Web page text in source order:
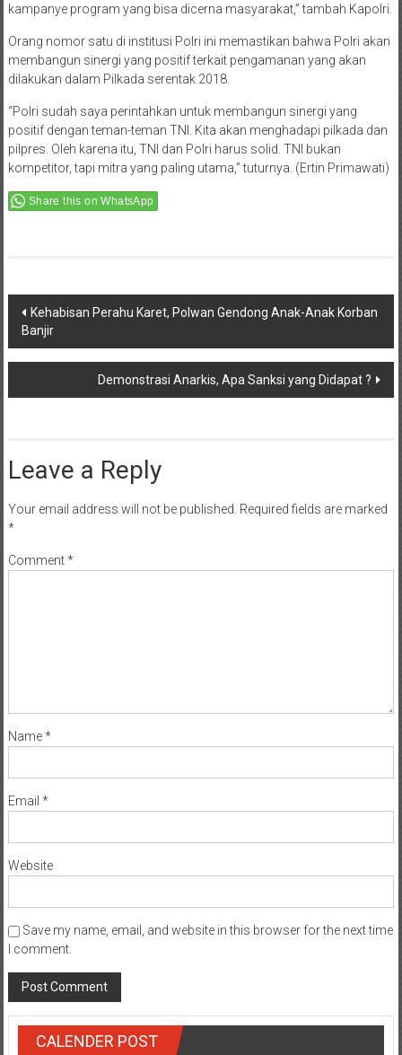
kampanye program yang bisa dicerna masyarakat,” tambah Kapolri.
Orang nomor satu di institusi Polri ini memastikan bahwa Polri akan
membangun sinergi yang positif terkait pengamanan yang akan
dilakukan dalam Pilkada serentak 2018.
“Polri sudah saya perintahkan untuk membangun sinergi yang
positif dengan teman-teman TNI. Kita akan menghadapi pilkada dan
pilpres. Oleh karena itu, TNI dan Polri harus solid. TNI bukan
kompetitor, tapi mitra yang paling utama,” tuturnya. (Ertin Primawati)
Share this on WhatsApp
Post
navigation
Kehabisan Perahu Karet, Polwan Gendong Anak-Anak Korban
Banjir
Demonstrasi Anarkis, Apa Sanksi yang Didapat ?
Leave a Reply
Your email address will not be published. Required fields are marked
*
Comment*
Name*
Email *
Website
Save my name, email, and website in this browser for the next time
I comment.
CALENDER POST